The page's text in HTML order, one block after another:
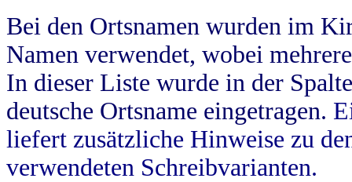
Bei den Ortsnamen wurden im
Namen verwendet, wobei
In dieser Liste wurde in der
deutsche Ortsname eingetragen.
liefert zusätzliche Hinweise zu
verwendeten Schreibvarianten.